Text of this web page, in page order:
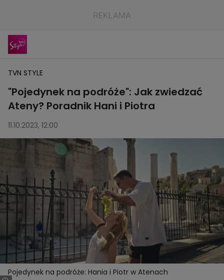
TVN STYLE
"Pojedynek na podróże": Jak zwiedzać
Ateny? Poradnik Hani i Piotra
11.10.2023, 12:00
Pojedynek na podróże: Hania i Piotr w Atenach